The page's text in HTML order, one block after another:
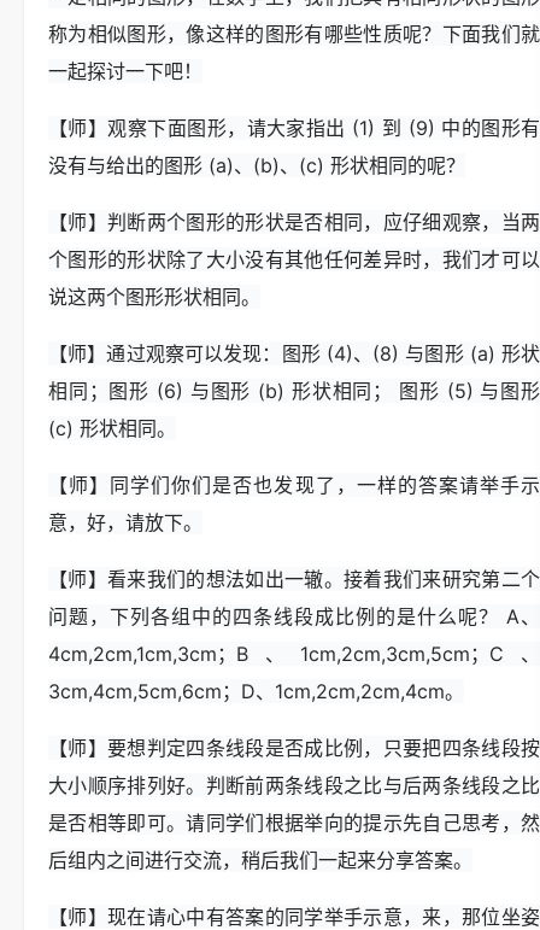
称为相似图形，像这样的图形有哪些性质呢？下面我们就
一起探讨一下吧！
【师】观察下面图形，请大家指出 (1) 到 (9) 中的图形有
没有与给出的图形 (a)、(b)、(c) 形状相同的呢？
【师】判断两个图形的形状是否相同，应仔细观察，当两
个图形的形状除了大小没有其他任何差异时，我们才可以
说这两个图形形状相同。
【师】通过观察可以发现：图形 (4)、(8) 与图形 (a) 形状
相同；图形 (6) 与图形 (b) 形状相同； 图形 (5) 与图形
(c) 形状相同。
【师】同学们你们是否也发现了，一样的答案请举手示
意，好，请放下。
【师】看来我们的想法如出一辙。接着我们来研究第二个
问题，下列各组中的四条线段成比例的是什么呢？ A、
4cm,2cm,1cm,3cm；B、1cm,2cm,3cm,5cm；C、
3cm,4cm,5cm,6cm；D、1cm,2cm,2cm,4cm。
【师】要想判定四条线段是否成比例，只要把四条线段按
大小顺序排列好。判断前两条线段之比与后两条线段之比
是否相等即可。请同学们根据举向的提示先自己思考，然
后组内之间进行交流，稍后我们一起来分享答案。
【师】现在请心中有答案的同学举手示意，来，那位坐姿